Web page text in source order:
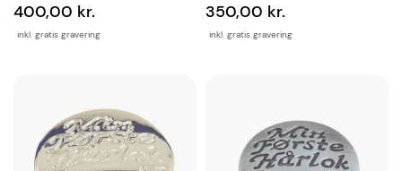
inkl. gratis gravering
400,00 kr.
inkl. gratis gravering
350,00 kr.